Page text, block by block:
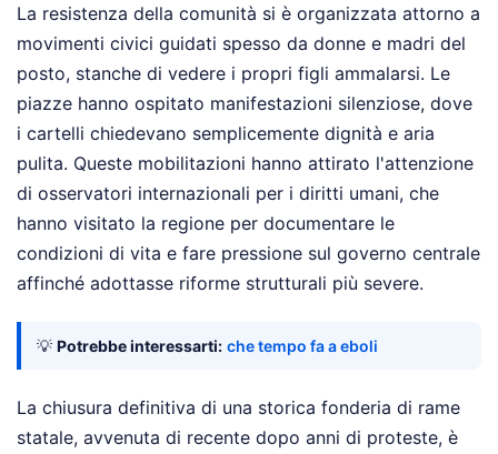
La resistenza della comunità si è organizzata attorno a
movimenti civici guidati spesso da donne e madri del
posto, stanche di vedere i propri figli ammalarsi. Le
piazze hanno ospitato manifestazioni silenziose, dove
i cartelli chiedevano semplicemente dignità e aria
pulita. Queste mobilitazioni hanno attirato l'attenzione
di osservatori internazionali per i diritti umani, che
hanno visitato la regione per documentare le
condizioni di vita e fare pressione sul governo centrale
affinché adottasse riforme strutturali più severe.
💡 Potrebbe interessarti: che tempo fa a eboli
La chiusura definitiva di una storica fonderia di rame
statale, avvenuta di recente dopo anni di proteste, è